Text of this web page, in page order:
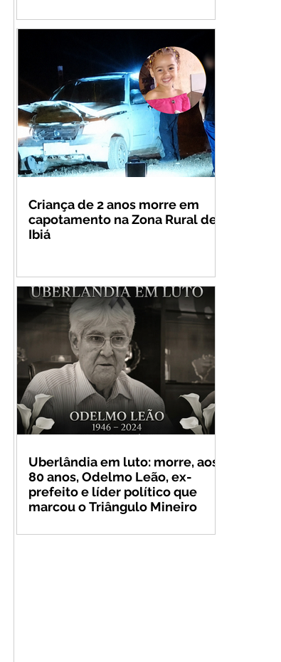
Criança de 2 anos morre em
capotamento na Zona Rural de
Ibiá
Uberlândia em luto: morre, aos
80 anos, Odelmo Leão, ex-
prefeito e líder político que
marcou o Triângulo Mineiro